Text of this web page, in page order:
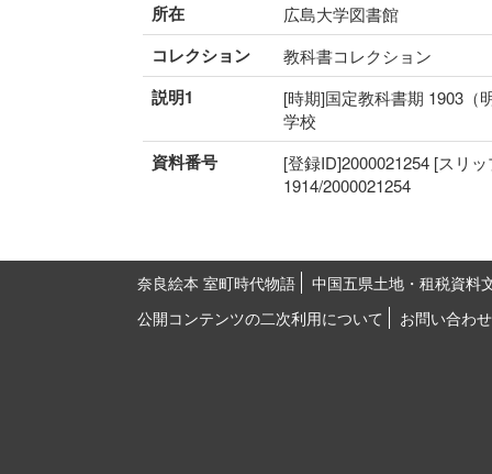
所在 広島大学図書館
コレクション 教科書コレクション
説明1
[時期]国定教科書期 1903（
学校
資料番号
[登録ID]2000021254 [スリ
1914/2000021254
奈良絵本 室町時代物語
中国五県土地・租税資料
公開コンテンツの二次利用について
お問い合わせ